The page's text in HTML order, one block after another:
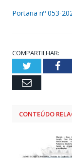
Portaria nº 053-
COMPARTILHAR:
Twitter
Email
CONTEÚDO